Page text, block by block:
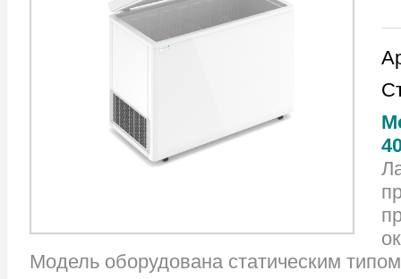
Модель оборудована статическим